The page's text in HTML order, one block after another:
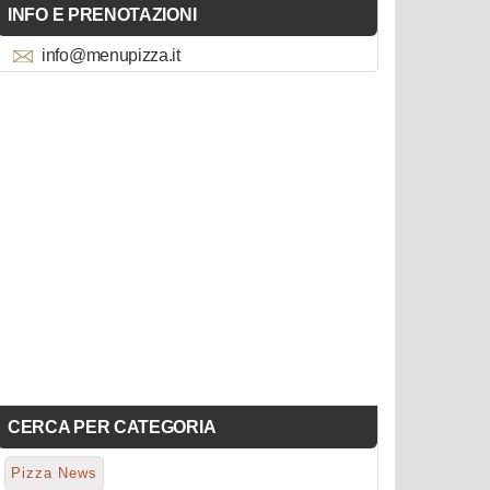
INFO E PRENOTAZIONI
info@menupizza.it
CERCA PER CATEGORIA
Pizza News